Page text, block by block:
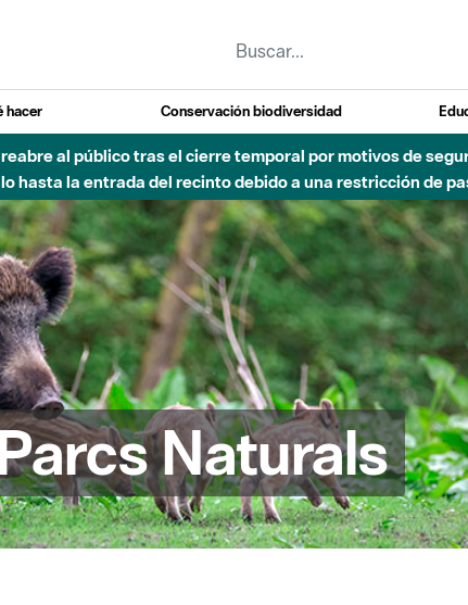
hacer Conservación biodiversidad
al público tras el cierre temporal por motivos de
la entrada del recinto debido a una restricción de
Naturals